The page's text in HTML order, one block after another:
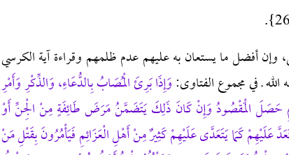
وإن أفضل ما يستعان به عليهم عدم ظلمهم وقراءة آية الكرسي
الله ـ في مجموع الفتاوى:وَإِذَا بَرِئَ الْمُصَابُ بِالدُّعَاءِ، وَالذِّكْرِ وَأَمْرِ
حَصَلَ الْمَقْصُودُ وَإِنْ كَانَ ذَلِكَ يَتَضَمَّنُ مَرَضَ طَائِفَةٍ مِنْ الْجِنِّ أَوْ
عَلَيْهِمْ كَمَا يَتَعَدَّى عَلَيْهِمْ كَثِيرٌ مِنْ أَهْلِ الْعَزَائِمِ فَيَأْمُرُونَ بِقَتْلِ مَنْ